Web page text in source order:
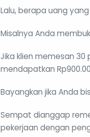
Lalu, berapa uang
Misalnya Anda
Jika klien memesan
mendapatkan
Bayangkan jika Anda
Sempat dianggap
pekerjaan dengan